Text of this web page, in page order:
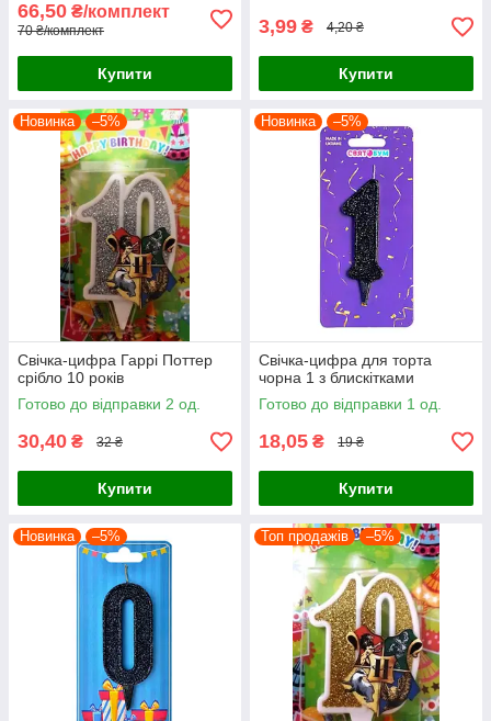
66,50 ₴/комплект
70 ₴/комплект
Купити
3,99 ₴ 4,20 ₴
Купити
Новинка –5%
Свічка-цифра Гаррі Поттер
срібло 10 років
Готово до відправки 2 од.
30,40 ₴ 32 ₴
Купити
Новинка –5%
Свічка-цифра для торта
чорна 1 з блискітками
Готово до відправки 1 од.
18,05 ₴ 19 ₴
Купити
Новинка –5% Топ продажів –5%